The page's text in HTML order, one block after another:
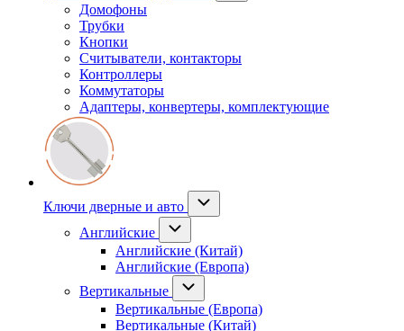
Домофоны
Трубки
Кнопки
Считыватели, контакторы
Контроллеры
Коммутаторы
Адаптеры, конвертеры, комплектующие
Ключи дверные и авто
Английские
Английские (Китай)
Английские (Европа)
Вертикальные
Вертикальные (Европа)
Вертикальные (Китай)